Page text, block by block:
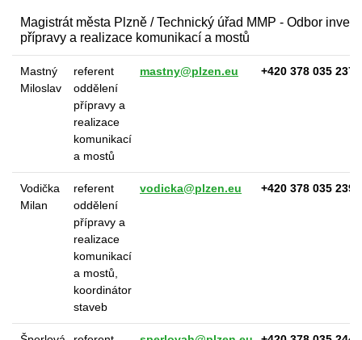
Magistrát města Plzně / Technický úřad MMP - Odbor
přípravy a realizace komunikací a mostů
Mastný
Miloslav
referent
oddělení
přípravy a
realizace
komunikací
a mostů
mastny@plzen.eu +420 378 035 237
Vodička
Milan
referent
oddělení
přípravy a
realizace
komunikací
a mostů,
koordinátor
staveb
vodicka@plzen.eu +420 378 035 239